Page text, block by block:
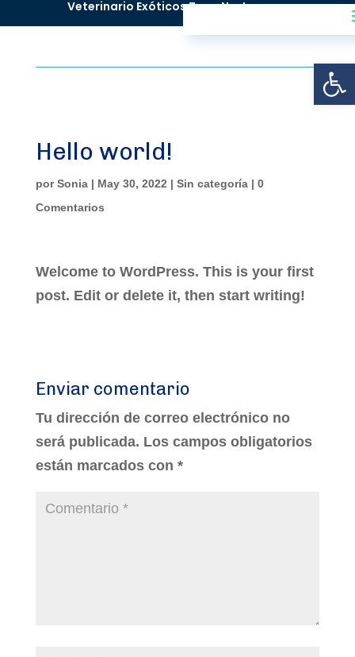
Abrir
Veterinario Exóticos Zona Norte
Hello world!
porSonia| May 30, 2022 | Sin categoría| 0
Comentarios
Welcome to WordPress. This is your first
post. Edit or delete it, then start writing!
Enviar comentario
Tu dirección de correo electrónico no
será publicada. Los campos obligatorios
están marcados con *